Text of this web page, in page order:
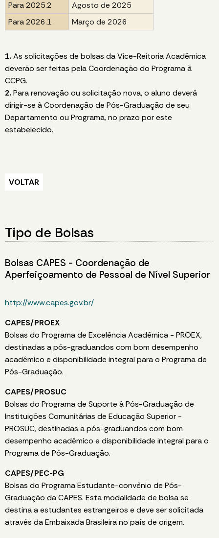
Para 2025.2
Agosto de 2025
Para 2026.1
Março de 2026
1. As solicitações de bolsas da Vice-Reitoria Acadêmica
deverão ser feitas pela Coordenação do Programa à
CCPG.
2. Para renovação ou solicitação nova, o aluno deverá
dirigir-se à Coordenação de Pós-Graduação de seu
Departamento ou Programa, no prazo por este
estabelecido.
VOLTAR
Tipo de Bolsas
Bolsas CAPES - Coordenação de
Aperfeiçoamento de Pessoal de Nível Superior
http://www.capes.gov.br/
CAPES/PROEX
Bolsas do Programa de Excelência Acadêmica - PROEX,
destinadas a pós-graduandos com bom desempenho
acadêmico e disponibilidade integral para o Programa de
Pós-Graduação.
CAPES/PROSUC
Bolsas do Programa de Suporte à Pós-Graduação de
Instituições Comunitárias de Educação Superior -
PROSUC, destinadas a pós-graduandos com bom
desempenho acadêmico e disponibilidade integral para o
Programa de Pós-Graduação.
CAPES/PEC-PG
Bolsas do Programa Estudante-convênio de Pós-
Graduação da CAPES. Esta modalidade de bolsa se
destina a estudantes estrangeiros e deve ser solicitada
através da Embaixada Brasileira no país de origem.